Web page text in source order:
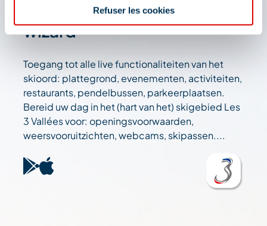
Refuser les cookies
De app 3 Vallées: uw reis
wizard
Toegang tot alle live functionaliteiten van het
skioord: plattegrond, evenementen, activiteiten,
restaurants, pendelbussen, parkeerplaatsen.
Bereid uw dag in het (hart van het) skigebied Les
3 Vallées voor: openingsvoorwaarden,
weersvooruitzichten, webcams, skipassen....